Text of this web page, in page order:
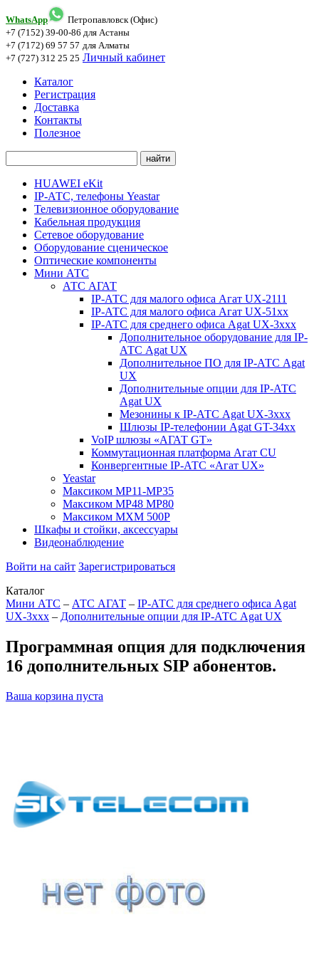
WhatsApp
Петропавловск (Офис)
+7 (7152) 39-00-86 для Астаны
+7 (7172) 69 57 57 для Алматы
+7 (727) 312 25 25 Личный кабинет
Каталог
Регистрация
Доставка
Контакты
Полезное
HUAWEI eKit
IP-АТС, телефоны Yeastar
Телевизионное оборудование
Кабельная продукция
Сетевое оборудование
Оборудование сценическое
Оптические компоненты
Мини АТС
АТС АГАТ
IP-АТС для малого офиса Агат UX-2111
IP-АТС для малого офиса Агат UX-51xx
IP-АТС для среднего офиса Agat UX-3xxx
Дополнительное оборудование для IP-
АТС Agat UX
Дополнительное ПО для IP-АТС Agat
UX
Дополнительные опции для IP-АТС
Agat UX
Мезонины к IP-АТС Agat UX-3xxx
Шлюзы IP-телефонии Agat GT-34xx
VoIP шлюзы «АГАТ GT»
Коммутационная платформа Агат CU
Конвергентные IP-АТС «Агат UX»
Yeastar
Максиком МР11-MP35
Максиком МР48 MP80
Максиком МХМ 500P
Шкафы и стойки, аксессуары
Видеонаблюдение
Войти на сайт Зарегистрироваться
Каталог
Мини АТС – АТС АГАТ – IP-АТС для среднего офиса Agat
UX-3xxx – Дополнительные опции для IP-АТС Agat UX
Программная опция для подключения
16 дополнительных SIP абонентов.
Ваша корзина пуста